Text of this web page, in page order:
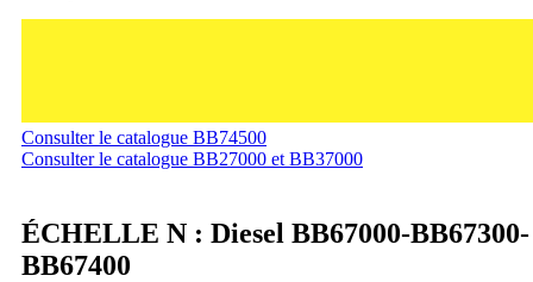
Consulter le catalogue BB74500
Consulter le catalogue BB27000 et BB37000
ÉCHELLE N : Diesel BB67000-BB67300-
BB67400